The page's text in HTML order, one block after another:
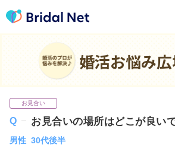
婚活お悩み
お見合い
お見合いの場所はどこが良い
男性 30代後半